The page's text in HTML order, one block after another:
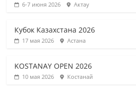
6-7 июня 2026 Актау
Кубок Казахстана 2026
17 мая 2026 Астана
KOSTANAY OPEN 2026
10 мая 2026 Костанай